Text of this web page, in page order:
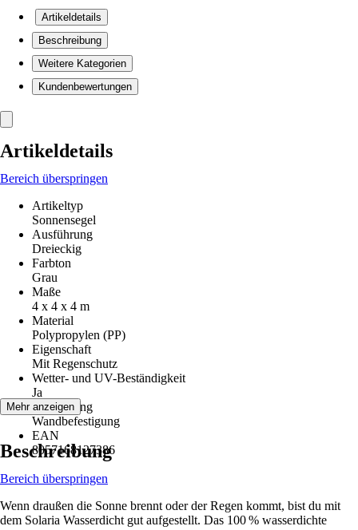
Artikeldetails
Beschreibung
Weitere Kategorien
Kundenbewertungen
Artikeldetails
Bereich überspringen
Artikeltyp
Sonnensegel
Ausführung
Dreieckig
Farbton
Grau
Maße
4 x 4 x 4 m
Material
Polypropylen (PP)
Eigenschaft
Mit Regenschutz
Wetter- und UV-Beständigkeit
Ja
Befestigung
Wandbefestigung
EAN
8057168127386
Mehr anzeigen
Beschreibung
Bereich überspringen
Wenn draußen die Sonne brennt oder der Regen kommt, bist du mit
dem Solaria Wasserdicht gut aufgestellt. Das 100 % wasserdichte